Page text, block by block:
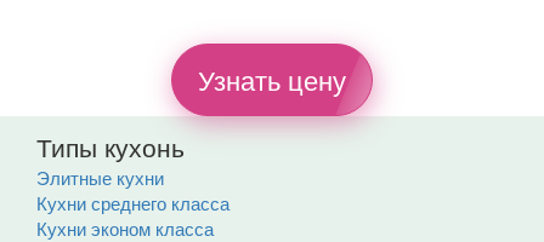
Узнать цену
Типы кухонь
Элитные кухни
Кухни среднего класса
Кухни эконом класса